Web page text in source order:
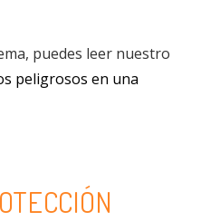
puedes leer nuestro
peligrosos en una